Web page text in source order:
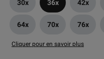
30x 36x 42x
64x 70x 76x
Cliquer pour en savoir plus